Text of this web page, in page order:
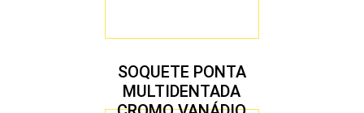
SOQUETE PONTA
MULTIDENTADA